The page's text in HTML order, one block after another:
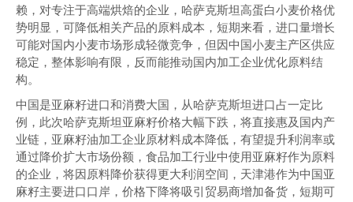
赖，对专注于高端烘焙的企业，哈萨克斯坦高蛋白小麦价格优
势明显，可降低相关产品的原料成本，短期来看，进口量增长
可能对国内小麦市场形成轻微竞争，但因中国小麦主产区供应
稳定，整体影响有限，反而能推动国内加工企业优化原料结
构。
中国是亚麻籽进口和消费大国，从哈萨克斯坦进口占一定比
例，此次哈萨克斯坦亚麻籽价格大幅下跌，将直接惠及国内产
业链，亚麻籽油加工企业原材料成本降低，有望提升利润率或
通过降价扩大市场份额，食品加工行业中使用亚麻籽作为原料
的企业，将因原料降价获得更大利润空间，天津港作为中国亚
麻籽主要进口口岸，价格下降将吸引贸易商增加备货，短期可